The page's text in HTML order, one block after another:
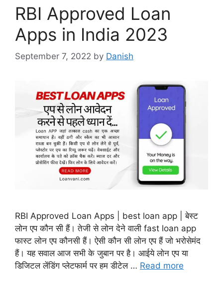
RBI Approved Loan
Apps in India 2023
September 7, 2022 by Danish
RBI Approved Loan Apps | best loan app | बेस्ट
लोन एप कौन सी हैं। तेजी से लोन देने वाली fast loan app
फास्ट लोन एप कौनसी हैं। ऐसी कौन सी लोन एप हैं जो भरोसेमंद
हैं। यह सवाल आज सभी के जुबान पर है। आईये लोन एप या
डिजिटल लेंडिंग प्लेटफार्म पर हम डीटेल … Read more